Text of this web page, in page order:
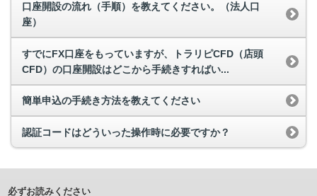
口座開設の流れ（手順）を教えてください。（法人口
座）
すでにFX口座をもっていますが、トラリピCFD（店頭
CFD）の口座開設はどこから手続きすればい...
簡単申込の手続き方法を教えてください
認証コードはどういった操作時に必要ですか？
必ずお読みください